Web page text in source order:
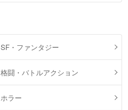
SF・ファンタジー
格闘・バトルアクション
ホラー